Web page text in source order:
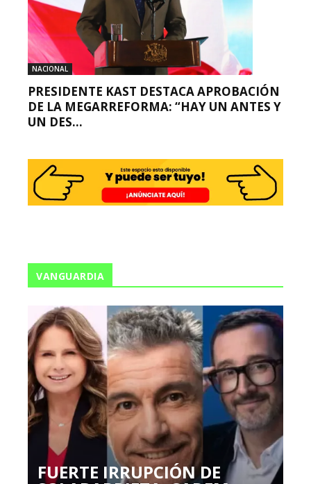
NACIONAL
PRESIDENTE KAST DESTACA APROBACIÓN
DE LA MEGARREFORMA: “HAY UN ANTES Y
UN DES...
VANGUARDIA
FUERTE IRRUPCIÓN DE